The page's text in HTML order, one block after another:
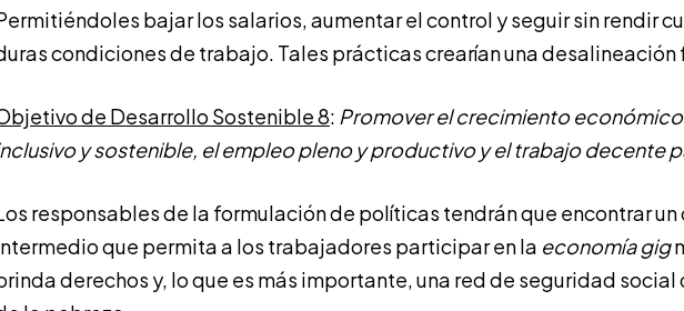
bajar los salarios, aumentar el control y seguir sin rendir
condiciones de trabajo. Tales prácticas crearían una desalineación
de Desarrollo Sostenible 8: Promover el crecimiento
y sostenible, el empleo pleno y productivo y el trabajo decente
responsables de la formulación de políticas tendrán que encontrar un
que permita a los trabajadores participar en la economía gig
derechos y, lo que es más importante, una red de seguridad